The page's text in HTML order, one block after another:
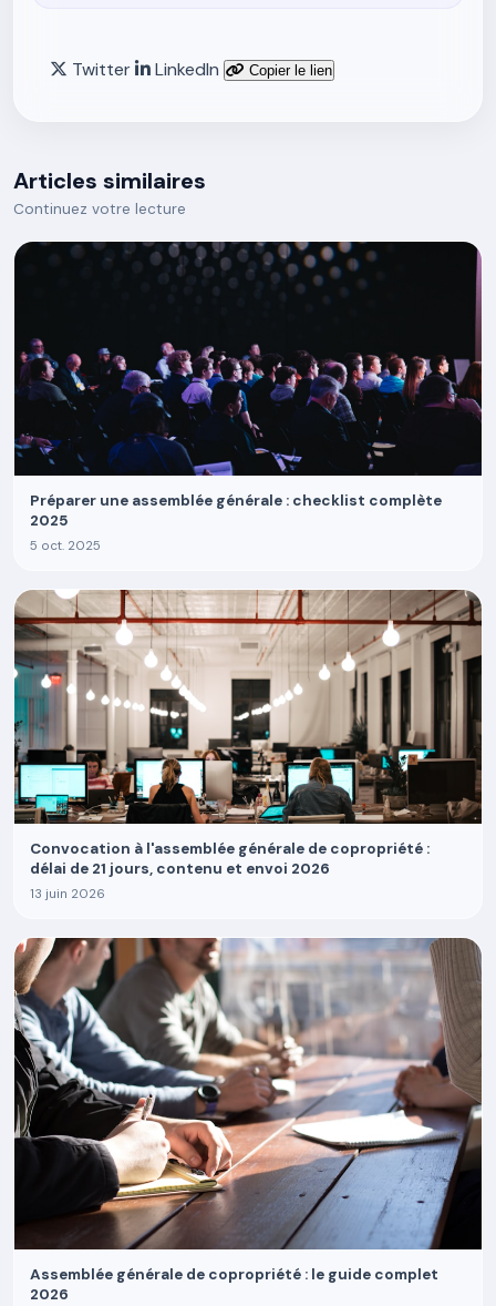
Twitter LinkedIn Copier le lien
Articles similaires
Continuez votre lecture
Préparer une assemblée générale : checklist complète
2025
5 oct. 2025
Convocation à l'assemblée générale de copropriété :
délai de 21 jours, contenu et envoi 2026
13 juin 2026
Assemblée générale de copropriété : le guide complet
2026